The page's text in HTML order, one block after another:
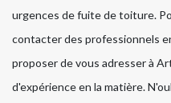
urgences de fuite de toiture.
contacter des professionnels
proposer de vous adresser à
d'expérience en la matière.